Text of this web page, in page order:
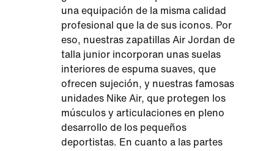
una equipación de la misma calidad
profesional que la de sus iconos. Por
eso, nuestras zapatillas Air Jordan de
talla junior incorporan unas suelas
interiores de espuma suaves, que
ofrecen sujeción, y nuestras famosas
unidades Nike Air, que protegen los
músculos y articulaciones en pleno
desarrollo de los pequeños
deportistas. En cuanto a las partes